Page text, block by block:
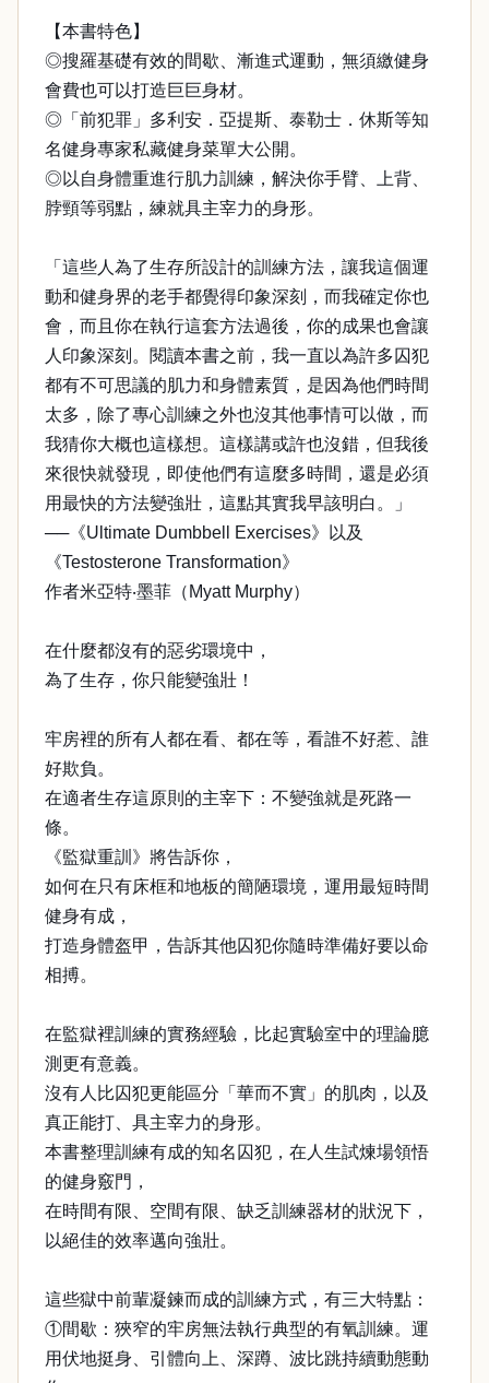
【本書特色】
◎搜羅基礎有效的間歇、漸進式運動，無須繳健身
會費也可以打造巨巨身材。
◎「前犯罪」多利安．亞提斯、泰勒士．休斯等知
名健身專家私藏健身菜單大公開。
◎以自身體重進行肌力訓練，解決你手臂、上背、
脖頸等弱點，練就具主宰力的身形。
「這些人為了生存所設計的訓練方法，讓我這個運
動和健身界的老手都覺得印象深刻，而我確定你也
會，而且你在執行這套方法過後，你的成果也會讓
人印象深刻。閱讀本書之前，我一直以為許多囚犯
都有不可思議的肌力和身體素質，是因為他們時間
太多，除了專心訓練之外也沒其他事情可以做，而
我猜你大概也這樣想。這樣講或許也沒錯，但我後
來很快就發現，即使他們有這麼多時間，還是必須
用最快的方法變強壯，這點其實我早該明白。」
──《Ultimate Dumbbell Exercises》以及
《Testosterone Transformation》
作者米亞特‧墨菲（Myatt Murphy）
在什麼都沒有的惡劣環境中，
為了生存，你只能變強壯！
牢房裡的所有人都在看、都在等，看誰不好惹、誰
好欺負。
在適者生存這原則的主宰下：不變強就是死路一
條。
《監獄重訓》將告訴你，
如何在只有床框和地板的簡陋環境，運用最短時間
健身有成，
打造身體盔甲，告訴其他囚犯你隨時準備好要以命
相搏。
在監獄裡訓練的實務經驗，比起實驗室中的理論臆
測更有意義。
沒有人比囚犯更能區分「華而不實」的肌肉，以及
真正能打、具主宰力的身形。
本書整理訓練有成的知名囚犯，在人生試煉場領悟
的健身竅門，
在時間有限、空間有限、缺乏訓練器材的狀況下，
以絕佳的效率邁向強壯。
這些獄中前輩凝鍊而成的訓練方式，有三大特點：
①間歇：狹窄的牢房無法執行典型的有氧訓練。運
用伏地挺身、引體向上、深蹲、波比跳持續動態動